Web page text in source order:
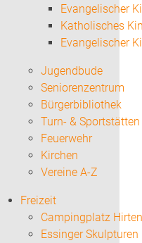
Evangelischer
Katholisches
Evangelischer
Jugendbude
Seniorenzentrum
Bürgerbibliothek
Turn- & Sportstätten
Feuerwehr
Kirchen
Vereine A-Z
Freizeit
Campingplatz
Essinger Skulpturen